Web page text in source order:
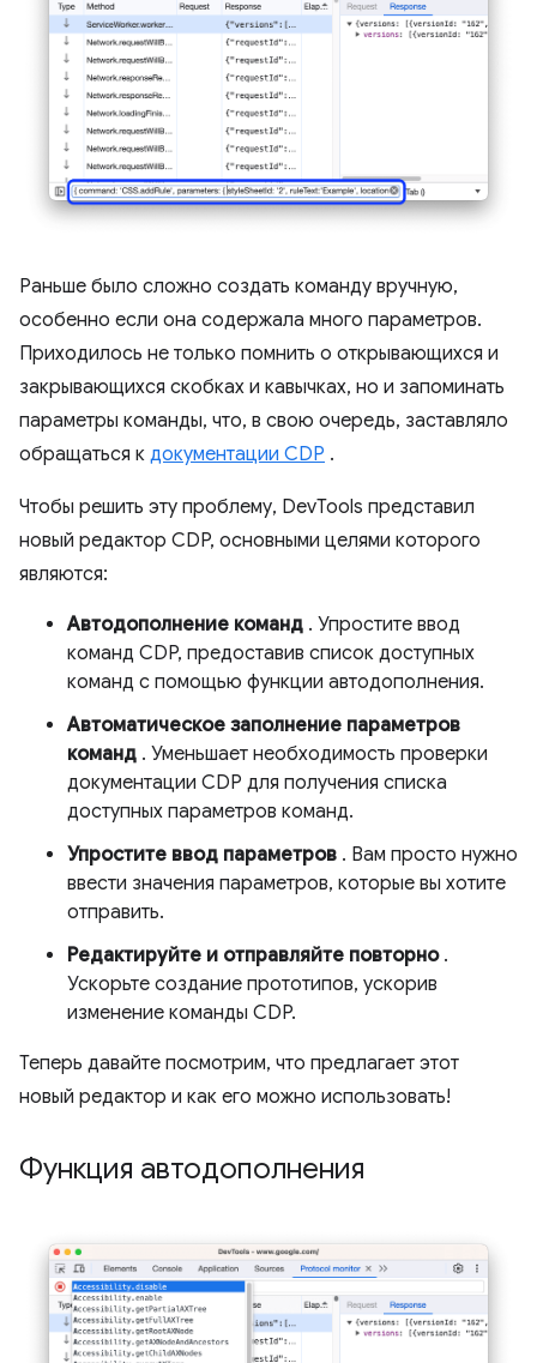
Раньше было сложно создать команду вручную,
особенно если она содержала много параметров.
Приходилось не только помнить о открывающихся и
закрывающихся скобках и кавычках, но и запоминать
параметры команды, что, в свою очередь, заставляло
обращаться к документации CDP .
Чтобы решить эту проблему, DevTools представил
новый редактор CDP, основными целями которого
являются:
Автодополнение команд . Упростите ввод
команд CDP, предоставив список доступных
команд с помощью функции автодополнения.
Автоматическое заполнение параметров
команд . Уменьшает необходимость проверки
документации CDP для получения списка
доступных параметров команд.
Упростите ввод параметров . Вам просто нужно
ввести значения параметров, которые вы хотите
отправить.
Редактируйте и отправляйте повторно.
Ускорьте создание прототипов, ускорив
изменение команды CDP.
Теперь давайте посмотрим, что предлагает этот
новый редактор и как его можно использовать!
Функция автодополнения